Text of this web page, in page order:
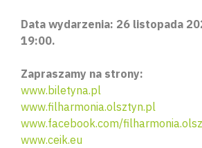
Data wydarzenia: 26 listopada
19:00.
Zapraszamy na strony:
www.biletyna.pl
www.filharmonia.olsztyn.pl
www.facebook.com/
www.ceik.eu